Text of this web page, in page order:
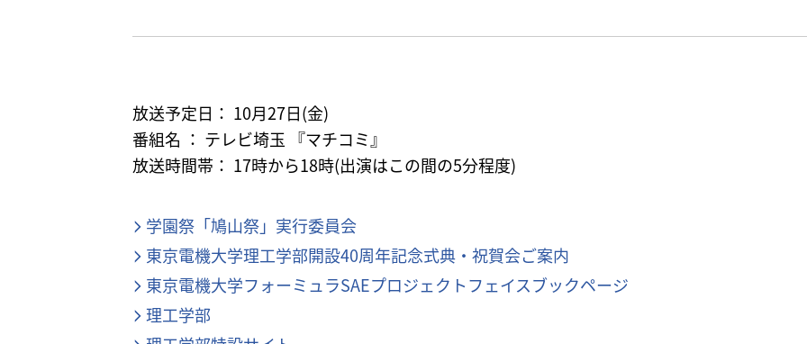
放送予定日： 10月27日(金)
番組名 ： テレビ埼玉 『マチコミ』
放送時間帯： 17時から18時(出演はこの間の5分程度)
学園祭「鳩山祭」実行委員会
東京電機大学理工学部開設40周年記念式典・祝賀会ご案内
東京電機大学フォーミュラSAEプロジェクトフェイスブックページ
理工学部